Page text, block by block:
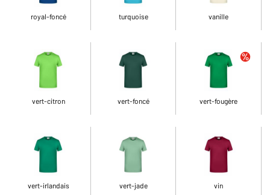
royal-foncé turquoise vanille
vert-citron vert-foncé vert-fougère
vert-irlandais vert-jade vin